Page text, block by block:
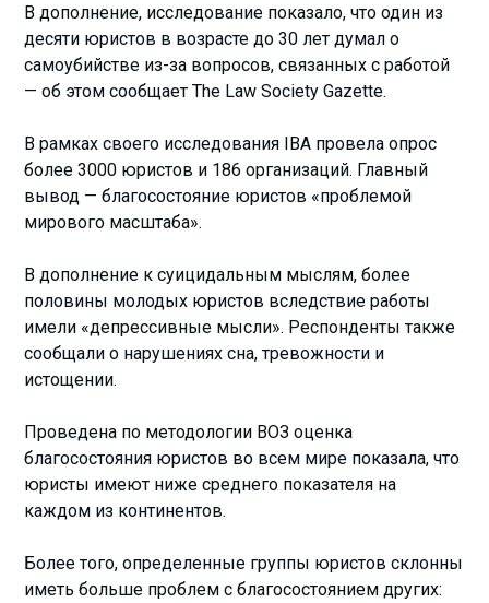
В дополнение, исследование показало, что один из
десяти юристов в возрасте до 30 лет думал о
самоубийстве из-за вопросов, связанных с работой
— об этом сообщает The Law Society Gazette.
В рамках своего исследования IBA провела опрос
более 3000 юристов и 186 организаций. Главный
вывод — благосостояние юристов «проблемой
мирового масштаба».
В дополнение к суицидальным мыслям, более
половины молодых юристов вследствие работы
имели «депрессивные мысли». Респонденты также
сообщали о нарушениях сна, тревожности и
истощении.
Проведена по методологии ВОЗ оценка
благосостояния юристов во всем мире показала, что
юристы имеют ниже среднего показателя на
каждом из континентов.
Более того, определенные группы юристов склонны
иметь больше проблем с благосостоянием других: